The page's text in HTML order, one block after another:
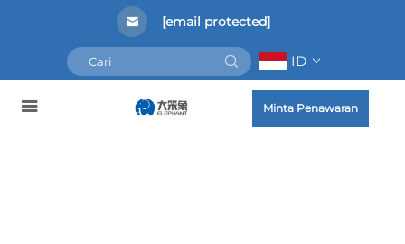
[email protected]
ID
Minta Penawaran